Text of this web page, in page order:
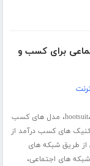
برای کسب و
hootsuit، ، مدل های کسب
های کسب درآمد از
از طریق شبکه های
های اجتماعی،